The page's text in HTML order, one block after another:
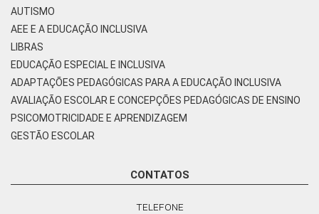
AUTISMO
AEE E A EDUCAÇÃO INCLUSIVA
LIBRAS
EDUCAÇÃO ESPECIAL E INCLUSIVA
ADAPTAÇÕES PEDAGÓGICAS PARA A EDUCAÇÃO INCLUSIVA
AVALIAÇÃO ESCOLAR E CONCEPÇÕES PEDAGÓGICAS DE ENSINO
PSICOMOTRICIDADE E APRENDIZAGEM
GESTÃO ESCOLAR
CONTATOS
TELEFONE